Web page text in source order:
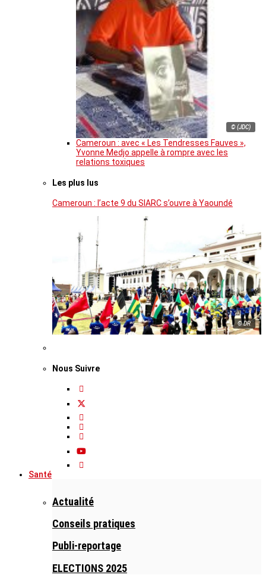
© (JDC)
Cameroun : avec « Les Tendresses Fauves »,
Yvonne Medjo appelle à rompre avec les
relations toxiques
Les plus lus
Cameroun : l’acte 9 du SIARC s’ouvre à Yaoundé
© DR
Nous Suivre
Santé
Actualité
Conseils pratiques
Publi-reportage
ELECTIONS 2025